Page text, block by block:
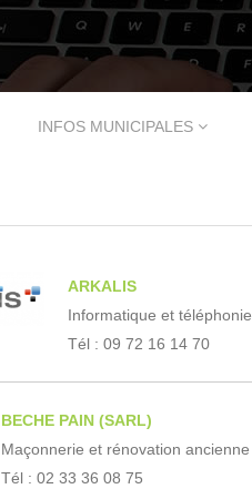
INFOS MUNICIPALES
ARKALIS
Informatique et téléphonie
Tél : 09 72 16 14 70
BECHE PAIN (SARL)
Maçonnerie et rénovation ancienne
Tél : 02 33 36 08 75